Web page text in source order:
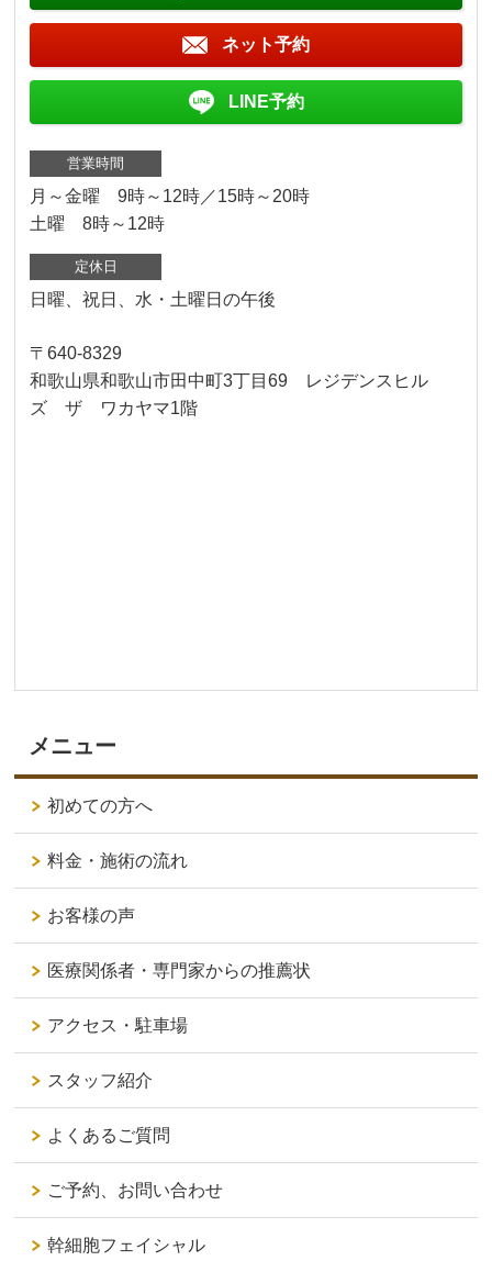
ネット予約
LINE予約
営業時間
月～金曜 9時～12時／15時～20時
土曜 8時～12時
定休日
日曜、祝日、水・土曜日の午後
〒640-8329
和歌山県和歌山市田中町3丁目69 レジデンスヒル
ズ ザ ワカヤマ1階
メニュー
初めての方へ
料金・施術の流れ
お客様の声
医療関係者・専門家からの推薦状
アクセス・駐車場
スタッフ紹介
よくあるご質問
ご予約、お問い合わせ
幹細胞フェイシャル